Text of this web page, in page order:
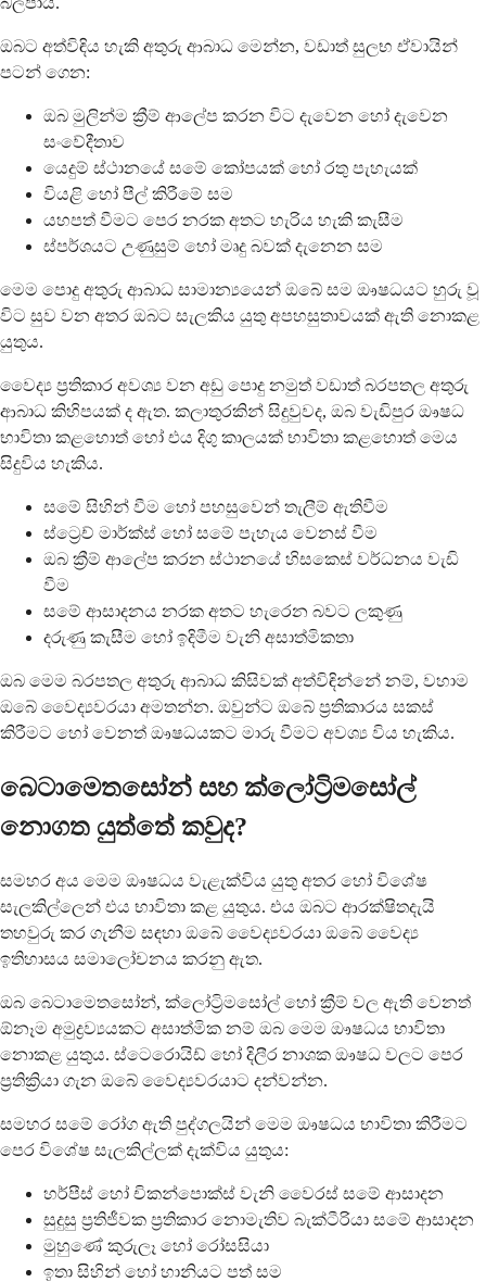
ඔබට අත්විඳිය හැකි අතුරු ආබාධ මෙන්න, වඩාත් සුලභ ඒවායින්
පටන් ගෙන:
ඔබ මුලින්ම ක්‍රීම් ආලේප කරන විට දැවෙන හෝ දැවෙන
සංවේදීතාව
යෙදුම් ස්ථානයේ සමේ කෝපයක් හෝ රතු පැහැයක්
වියළි හෝ පීල් කිරීමේ සම
යහපත් වීමට පෙර නරක අතට හැරිය හැකි කැසීම
ස්පර්ශයට උණුසුම් හෝ මෘදු බවක් දැනෙන සම
මෙම පොදු අතුරු ආබාධ සාමාන්‍යයෙන් ඔබේ සම ඖෂධයට හුරු වූ
විට සුව වන අතර ඔබට සැලකිය යුතු අපහසුතාවයක් ඇති නොකළ
යුතුය.
වෛද්‍ය ප්‍රතිකාර අවශ්‍ය වන අඩු පොදු නමුත් වඩාත් බරපතල අතුරු
ආබාධ කිහිපයක් ද ඇත. කලාතුරකින් සිදුවුවද, ඔබ වැඩිපුර ඖෂධ
භාවිතා කළහොත් හෝ එය දිගු කාලයක් භාවිතා කළහොත් මෙය
සිදුවිය හැකිය.
සමේ සිහින් වීම හෝ පහසුවෙන් තැලීම් ඇතිවීම
ස්ට්‍රෙච් මාර්ක්ස් හෝ සමේ පැහැය වෙනස් වීම
ඔබ ක්‍රීම් ආලේප කරන ස්ථානයේ හිසකෙස් වර්ධනය වැඩි
වීම
සමේ ආසාදනය නරක අතට හැරෙන බවට ලකුණු
දරුණු කැසීම හෝ ඉදිමීම වැනි අසාත්මිකතා
ඔබ මෙම බරපතල අතුරු ආබාධ කිසිවක් අත්විඳින්නේ නම්, වහාම
ඔබේ වෛද්‍යවරයා අමතන්න. ඔවුන්ට ඔබේ ප්‍රතිකාරය සකස්
කිරීමට හෝ වෙනත් ඖෂධයකට මාරු වීමට අවශ්‍ය විය හැකිය.
බෙටාමෙතසෝන් සහ ක්ලෝට්‍රිමසෝල්
නොගත යුත්තේ කවුද?
සමහර අය මෙම ඖෂධය වැළැක්විය යුතු අතර හෝ විශේෂ
සැලකිල්ලෙන් එය භාවිතා කළ යුතුය. එය ඔබට ආරක්ෂිතදැයි
තහවුරු කර ගැනීම සඳහා ඔබේ වෛද්‍යවරයා ඔබේ වෛද්‍ය
ඉතිහාසය සමාලෝචනය කරනු ඇත.
ඔබ බෙටාමෙතසෝන්, ක්ලෝට්‍රිමසෝල් හෝ ක්‍රීම් වල ඇති වෙනත්
ඕනෑම අමුද්‍රව්‍යයකට අසාත්මික නම් ඔබ මෙම ඖෂධය භාවිතා
නොකළ යුතුය. ස්ටෙරොයිඩ් හෝ දිලීර නාශක ඖෂධ වලට පෙර
ප්‍රතික්‍රියා ගැන ඔබේ වෛද්‍යවරයාට දන්වන්න.
සමහර සමේ රෝග ඇති පුද්ගලයින් මෙම ඖෂධය භාවිතා කිරීමට
පෙර විශේෂ සැලකිල්ලක් දැක්විය යුතුය:
හර්පීස් හෝ චිකන්පොක්ස් වැනි වෛරස් සමේ ආසාදන
සුදුසු ප්‍රතිජීවක ප්‍රතිකාර නොමැතිව බැක්ටීරියා සමේ ආසාදන
මුහුණේ කුරුලෑ හෝ රෝසසියා
ඉතා සිහින් හෝ හානියට පත් සම